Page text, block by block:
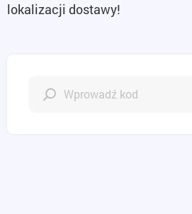
lokalizacji dostawy!